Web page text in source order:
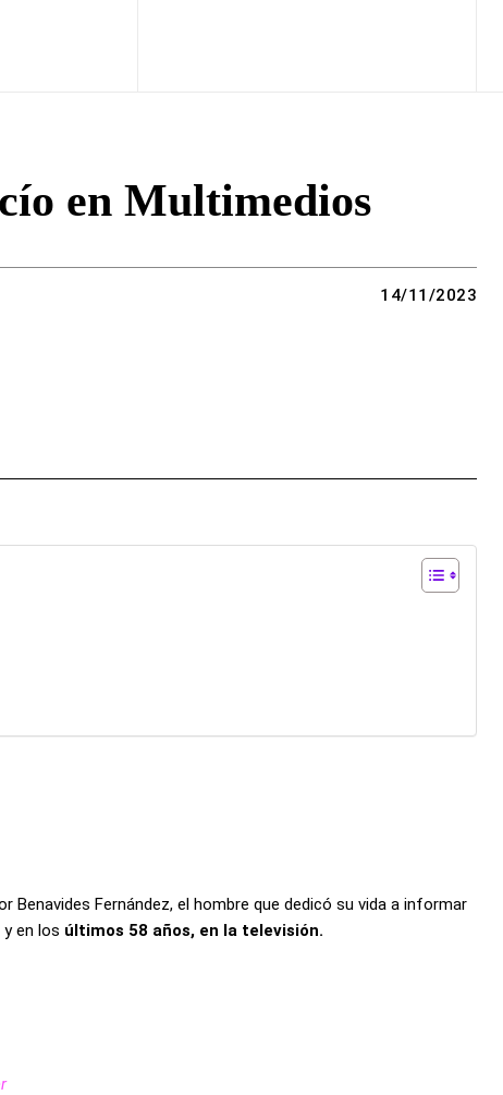
en Multimedios
14/11/2023
Benavides Fernández, el hombre que dedicó su vida a informar
en los últimos 58 años, en la televisión.